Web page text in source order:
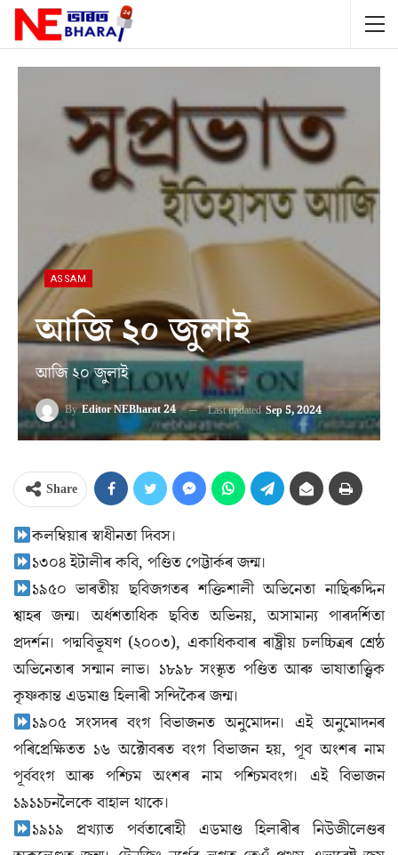
ASSAM
আজি ২০ জুলাই
আজি ২০ জুলাই
ByEditor NEBharat 24 Last updatedSep 5, 2024
Share
কলম্বিয়াৰ স্বাধীনতা দিবস।
১৩০৪ ইটালীৰ কবি, পণ্ডিত পেট্টাৰ্কৰ জন্ম।
১৯৫০ ভাৰতীয় ছবিজগতৰ শক্তিশালী অভিনেতা নাছিৰুদ্দিন
শ্বাহৰ জন্ম। অর্ধশতাধিক ছবিত অভিনয়, অসামান্য পাৰদৰ্শিতা
প্রদর্শন। পদ্মবিভূষণ (২০০৩), একাধিকবাৰ ৰাষ্ট্ৰীয় চলচ্চিত্ৰৰ শ্ৰেষ্ঠ
অভিনেতাৰ সন্মান লাভ। ১৮৯৮ সংস্কৃত পণ্ডিত আৰু ভাষাতাত্ত্বিক
কৃষ্ণকান্ত এডমাণ্ড হিলাৰী সন্দিকৈৰ জন্ম।
১৯০৫ সংসদৰ বংগ বিভাজনত অনুমোদন। এই অনুমোদনৰ
পৰিপ্ৰেক্ষিতত ১৬ অক্টোবৰত বংগ বিভাজন হয়, পূব অংশৰ নাম
পূর্ববংগ আৰু পশ্চিম অংশৰ নাম পশ্চিমবংগ। এই বিভাজন
১৯১১চনলৈকে বাহাল থাকে।
১৯১৯ প্রখ্যাত পৰ্বতাৰোহী এডমাণ্ড হিলাৰীৰ নিউজীলেণ্ডৰ